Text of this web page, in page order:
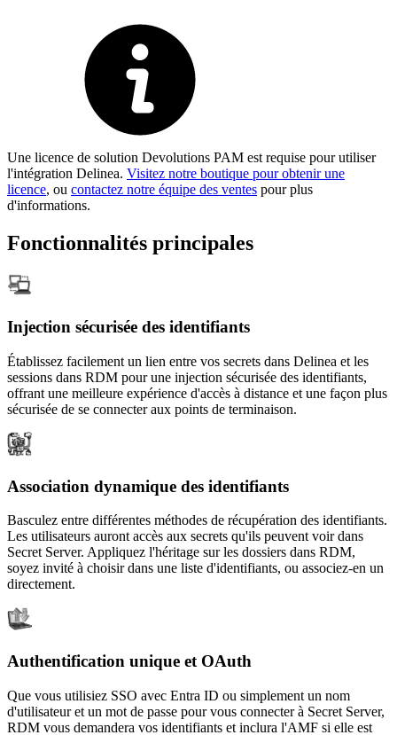
Une licence de solution Devolutions PAM est requise pour utiliser
l'intégration Delinea. Visitez notre boutique pour obtenir une
licence, ou contactez notre équipe des ventes pour plus
d'informations.
Fonctionnalités principales
Injection sécurisée des identifiants
Établissez facilement un lien entre vos secrets dans Delinea et les
sessions dans RDM pour une injection sécurisée des identifiants,
offrant une meilleure expérience d'accès à distance et une façon plus
sécurisée de se connecter aux points de terminaison.
Association dynamique des identifiants
Basculez entre différentes méthodes de récupération des identifiants.
Les utilisateurs auront accès aux secrets qu'ils peuvent voir dans
Secret Server. Appliquez l'héritage sur les dossiers dans RDM,
soyez invité à choisir dans une liste d'identifiants, ou associez-en un
directement.
Authentification unique et OAuth
Que vous utilisiez SSO avec Entra ID ou simplement un nom
d'utilisateur et un mot de passe pour vous connecter à Secret Server,
RDM vous demandera vos identifiants et inclura l'AMF si elle est